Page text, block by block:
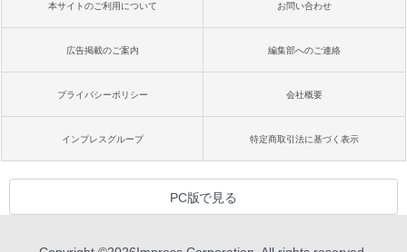
本サイトのご利用について お問い合わせ
広告掲載のご案内 編集部へのご連絡
プライバシーポリシー 会社概要
インプレスグループ 特定商取引法に基づく表示
PC版で見る